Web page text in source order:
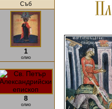
Съб
1
олио
8
олио